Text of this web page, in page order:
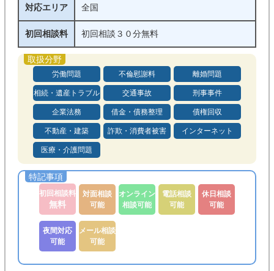
オンライン相談可能 電話相談可能
休日相談可能 夜間対応可能
メール相談可能 後払い可能
分割払い可能 法テラス利用可
対応エリア 全国
初回相談料 初回相談３０分無料
労働問題 不倫慰謝料 離婚問題
相続・遺産トラブル 交通事故 刑事事件
企業法務 借金・債務整理 債権回収
不動産・建築 詐欺・消費者被害 インターネット
医療・介護問題
初回相談料
無料
対面相談
可能
オンライン
相談可能
電話相談
可能
休日相談
可能
夜間対応
可能
メール相談
可能